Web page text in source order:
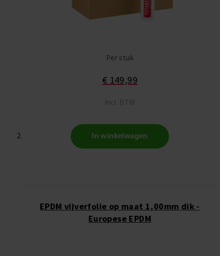
Per stuk
€ 149,99
Incl. BTW
In winkelwagen
EPDM vijverfolie op maat 1,00mm dik -
Europese EPDM